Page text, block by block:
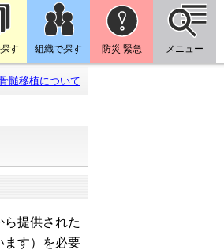
す 組織で探す 防災 緊急 メニュー
髄移植について
提供された
ます）を必要